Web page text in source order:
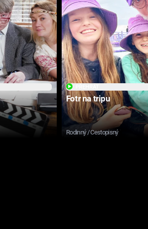
Fotr na tripu
Rodinný / Cestopisný